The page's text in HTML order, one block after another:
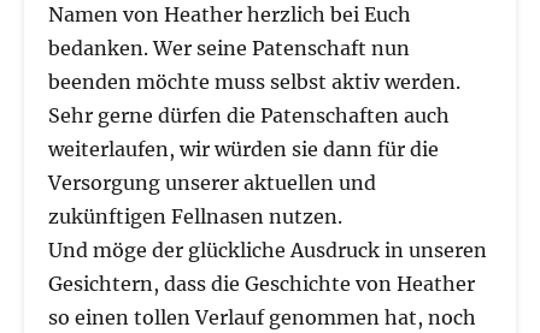
Namen von Heather herzlich bei Euch
bedanken. Wer seine Patenschaft nun
beenden möchte muss selbst aktiv werden.
Sehr gerne dürfen die Patenschaften auch
weiterlaufen, wir würden sie dann für die
Versorgung unserer aktuellen und
zukünftigen Fellnasen nutzen.
Und möge der glückliche Ausdruck in unseren
Gesichtern, dass die Geschichte von Heather
so einen tollen Verlauf genommen hat, noch